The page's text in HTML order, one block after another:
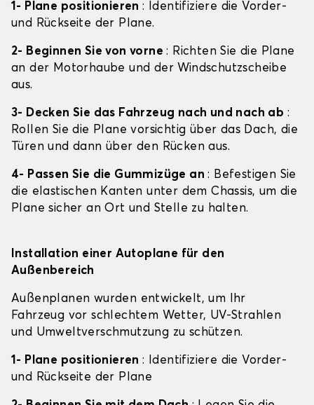
1- Plane positionieren: Identifiziere die Vorder-
und Rückseite der Plane.
2- Beginnen Sie von vorne: Richten Sie die Plane
an der Motorhaube und der Windschutzscheibe
aus.
3- Decken Sie das Fahrzeug nach und nach ab :
Rollen Sie die Plane vorsichtig über das Dach, die
Türen und dann über den Rücken aus.
4- Passen Sie die Gummizüge an: Befestigen Sie
die elastischen Kanten unter dem Chassis, um die
Plane sicher an Ort und Stelle zu halten.
Installation einer Autoplane für den
Außenbereich
Außenplanen wurden entwickelt, um Ihr
Fahrzeug vor schlechtem Wetter, UV-Strahlen
und Umweltverschmutzung zu schützen.
1- Plane positionieren: Identifiziere die Vorder-
und Rückseite der Plane